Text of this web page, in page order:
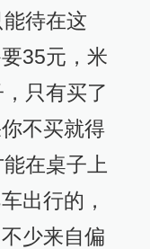
待在这
35元，米
只有买了
不买就得
在桌子上
出行的，
少来自偏